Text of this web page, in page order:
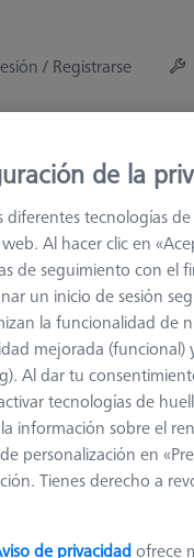
/ Registrarse
la máquina Sala
de conexión M3 XXT
productos
que
de la
diferentes tecnologías
Al hacer clic en
de seguimiento con el
un inicio de sesión
la funcionalidad de
mejorada (funcional)
Al dar tu
tecnologías de
información sobre el
personalización en
Tienes derecho a
de privacidadofrece